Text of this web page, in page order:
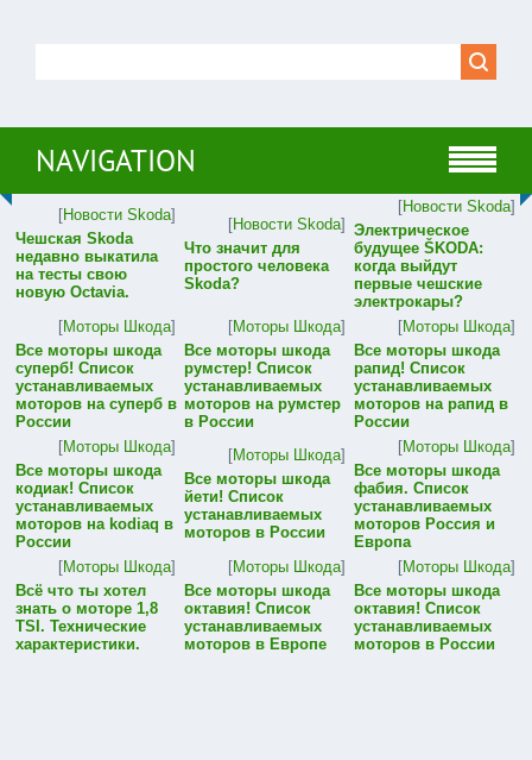
NAVIGATION
[Новости Skoda]
Чешская Skoda
недавно выкатила
на тесты свою
новую Octavia.
[Новости Skoda]
Что значит для
простого человека
Skoda?
[Новости Skoda]
Электрическое
будущее ŠKODA:
когда выйдут
первые чешские
электрокары?
[Моторы Шкода]
Все моторы шкода
суперб! Список
устанавливаемых
моторов на суперб в
России
[Моторы Шкода]
Все моторы шкода
румстер! Список
устанавливаемых
моторов на румстер
в России
[Моторы Шкода]
Все моторы шкода
рапид! Список
устанавливаемых
моторов на рапид в
России
[Моторы Шкода]
Все моторы шкода
кодиак! Список
устанавливаемых
моторов на kodiaq в
России
[Моторы Шкода]
Все моторы шкода
йети! Список
устанавливаемых
моторов в России
[Моторы Шкода]
Все моторы шкода
фабия. Список
устанавливаемых
моторов Россия и
Европа
[Моторы Шкода]
Всё что ты хотел
знать о моторе 1,8
TSI. Технические
характеристики.
[Моторы Шкода]
Все моторы шкода
октавия! Список
устанавливаемых
моторов в Европе
[Моторы Шкода]
Все моторы шкода
октавия! Список
устанавливаемых
моторов в России